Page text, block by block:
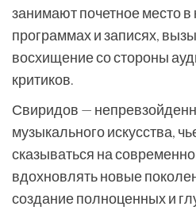
занимают почетное место в
программах и записях,
восхищение со стороны
критиков.
Свиридов —
музыкального искусства,
сказываться на
вдохновлять новые
создание полноценных и